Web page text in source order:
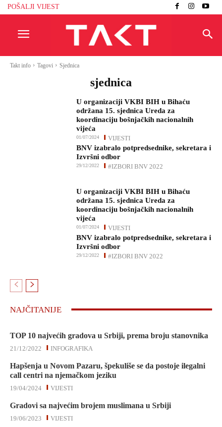
POŠALJI VIJEST
Takt info Tagovi Sjednica
sjednica
U organizaciji VKBI BIH u Bihaću
održana 15. sjednica Ureda za
koordinaciju bošnjačkih nacionalnih
vijeća
VIJESTI
01/07/2024
BNV izabralo potpredsednike, sekretara i
Izvršni odbor
#IZBORI BNV 2022
29/12/2022
U organizaciji VKBI BIH u Bihaću
održana 15. sjednica Ureda za
koordinaciju bošnjačkih nacionalnih
vijeća
VIJESTI
01/07/2024
BNV izabralo potpredsednike, sekretara i
Izvršni odbor
#IZBORI BNV 2022
29/12/2022
NAJČITANIJE
TOP 10 najvećih gradova u Srbiji, prema broju stanovnika
INFOGRAFIKA
21/12/2022
Hapšenja u Novom Pazaru, špekuliše se da postoje ilegalni
call centri na njemačkom jeziku
VIJESTI
19/04/2024
Gradovi sa najvećim brojem muslimana u Srbiji
VIJESTI
19/06/2023